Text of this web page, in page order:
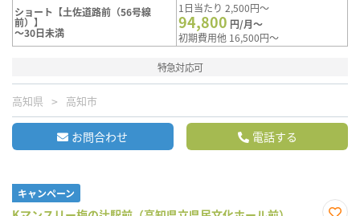
ショート【土佐道路前（56号線
前）】
～30日未満
1日当たり 2,500円～
94,800 円/月～
初期費用他 16,500円～
特急対応可
高知県 高知市
お問合わせ 電話する
キャンペーン